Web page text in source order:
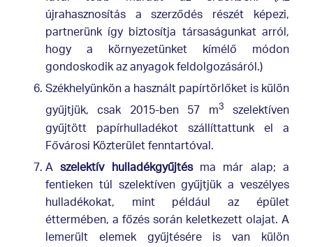
újrahasznosítás a szerződés részét képezi,
partnerünk így biztosítja társaságunkat arról,
hogy a környezetünket kímélő módon
gondoskodik az anyagok feldolgozásáról.)
Székhelyünkön a használt papírtörlőket is külön
gyűjtjük, csak 2015-ben 57 m3 szelektíven
gyűjtött papírhulladékot szállíttattunk el a
Fővárosi Közterület fenntartóval.
Aszelektív hulladékgyűjtésma már alap; a
fentieken túl szelektíven gyűjtjük a veszélyes
hulladékokat, mint például az épület
éttermében, a főzés során keletkezett olajat. A
lemerült elemek gyűjtésére is van külön